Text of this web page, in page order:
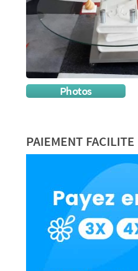
Photos
PAIEMENT FACILITE